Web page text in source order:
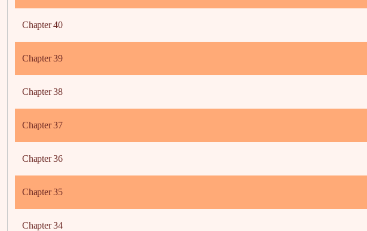
Chapter 40
Chapter 39
Chapter 38
Chapter 37
Chapter 36
Chapter 35
Chapter 34